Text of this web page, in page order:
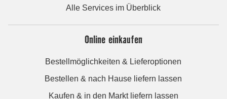
Alle Services im Überblick
Online einkaufen
Bestellmöglichkeiten & Lieferoptionen
Bestellen & nach Hause liefern lassen
Kaufen & in den Markt liefern lassen